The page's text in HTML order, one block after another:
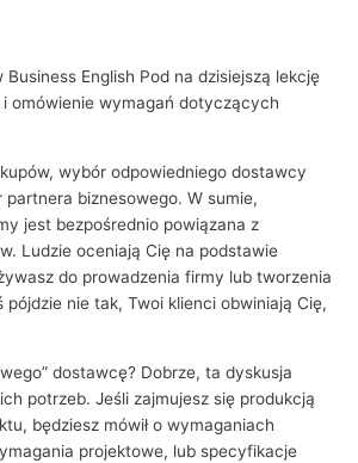
English Pod na dzisiejszą lekcję
i omówienie wymagań dotyczących
wybór odpowiedniego dostawcy
biznesowego. W sumie,
jest bezpośrednio powiązana z
Ludzie oceniają Cię na podstawie
do prowadzenia firmy lub tworzenia
pójdzie nie tak, Twoi klienci obwiniają Cię,
dostawcę? Dobrze, ta dyskusja
potrzeb. Jeśli zajmujesz się produkcją
będziesz mówił o wymaganiach
projektowe, lub specyfikacje